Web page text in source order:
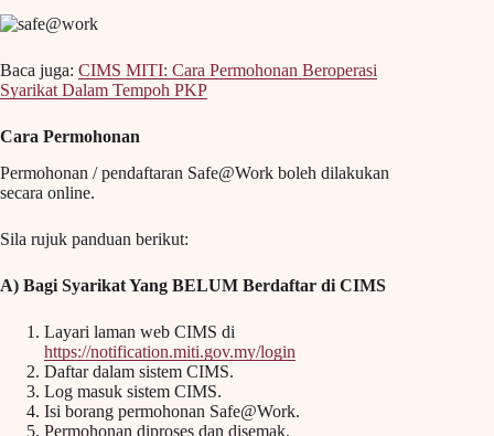
Baca juga: CIMS MITI: Cara Permohonan Beroperasi
Syarikat Dalam Tempoh PKP
Cara Permohonan
Permohonan / pendaftaran Safe@Work boleh dilakukan
secara online.
Sila rujuk panduan berikut:
A) Bagi Syarikat Yang BELUM Berdaftar di CIMS
Layari laman web CIMS di
https://notification.miti.gov.my/login
Daftar dalam sistem CIMS.
Log masuk sistem CIMS.
Isi borang permohonan Safe@Work.
Permohonan diproses dan disemak.